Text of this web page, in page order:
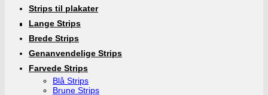
Strips til plakater
Lange Strips
Brede Strips
Genanvendelige Strips
Farvede Strips
Blå Strips
Brune Strips